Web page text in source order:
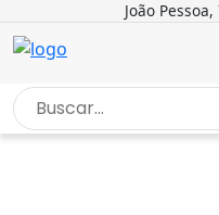
João
INÍCIO / NOTÍCIAS